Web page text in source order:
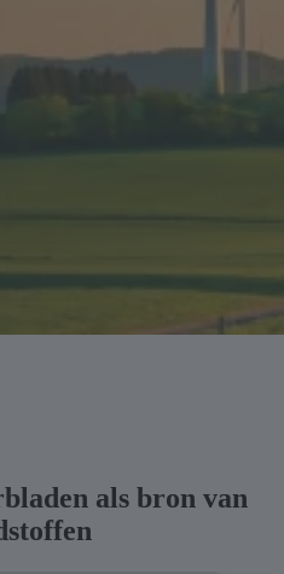
als bron van